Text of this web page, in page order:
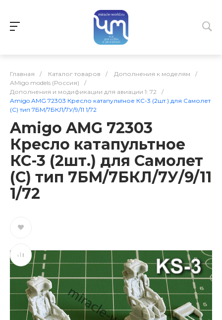
Главная / Каталог товаров / Дополнения к моделям
/
AMigo models (Россия)
/
Дополнения и модификации для авиации 1: 72
/
Amigo AMG 72303 Кресло катапультное КС-3 (2шт.) для Самолет
(С) тип 7БМ/7БКЛ/7У/9/11 1/72
Amigo AMG 72303
Кресло катапультное
КС-3 (2шт.) для Самолет
(С) тип 7БМ/7БКЛ/7У/9/11
1/72